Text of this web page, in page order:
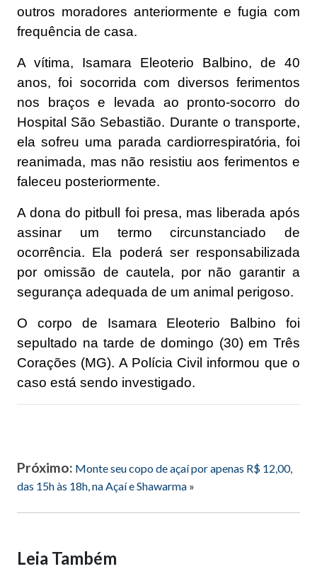
outros moradores anteriormente e fugia com
frequência de casa.
A vítima, Isamara Eleoterio Balbino, de 40
anos, foi socorrida com diversos ferimentos
nos braços e levada ao pronto-socorro do
Hospital São Sebastião. Durante o transporte,
ela sofreu uma parada cardiorrespiratória, foi
reanimada, mas não resistiu aos ferimentos e
faleceu posteriormente.
A dona do pitbull foi presa, mas liberada após
assinar um termo circunstanciado de
ocorrência. Ela poderá ser responsabilizada
por omissão de cautela, por não garantir a
segurança adequada de um animal perigoso.
O corpo de Isamara Eleoterio Balbino foi
sepultado na tarde de domingo (30) em Três
Corações (MG). A Polícia Civil informou que o
caso está sendo investigado.
Próximo: Monte seu copo de açaí por apenas R$ 12,00,
das 15h às 18h, na Açaí e Shawarma »
Leia Também